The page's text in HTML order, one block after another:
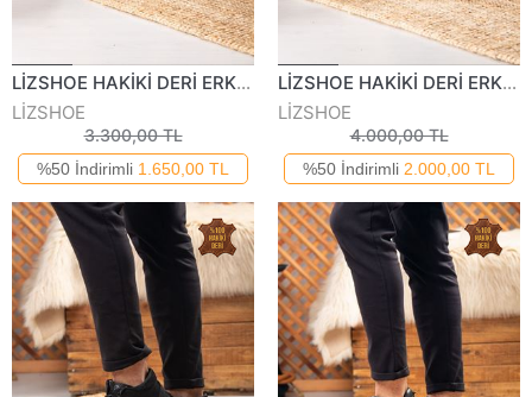
LİZSHOE HAKİKİ DERİ ERKEK GÜNLÜK BOT VYGR 444323K
LİZSHOE
3.300,00 TL
%50 İndirimli 1.650,00 TL
LİZSHOE HAKİKİ DERİ ERKEK GÜNLÜK BOT VYGR 485623K
LİZSHOE
4.000,00 TL
%50 İndirimli 2.000,00 TL